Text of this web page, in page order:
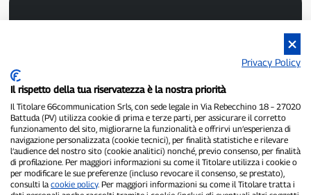
P300.it é um jornal independente.
Número de registro 1/2021 de 01/02/2021 - Tribunal de Pavia.
Proprietário e editor:66communication Srls- Número de IVA
02798890188.
Editor-chefe:Alessandro Secchi- Editor adjunto:Federico Benedusi.
Política de Privacidade-Política de Cookies.
"Se isso realmente aconteceu, você encontrará no P300.it"
Privacy Policy
Il rispetto della tua riservatezza è la nostra priorità
Il Titolare 66communication Srls, con sede legale in Via Rebecchino 18 – 27020
Battuda (PV) utilizza cookie di prima e terze parti, per assicurare il corretto
funzionamento del sito, migliorarne la funzionalità e offrirvi un’esperienza di
navigazione personalizzata (cookie tecnici), per finalità statistiche e rilevare
l’audience del nostro sito (cookie analitici) nonché, previo consenso, per finalità
di profilazione. Per maggiori informazioni su come il Titolare utilizza i cookie o
per modificare le sue preferenze (incluso revocare il consenso, se prestato),
consulti la cookie policy. Per maggiori informazioni su come il Titolare tratta i